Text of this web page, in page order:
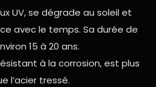
UV, se dégrade au soleil et
avec le temps. Sa durée de
15 à 20 ans.
à la corrosion, est plus
l’acier tressé.